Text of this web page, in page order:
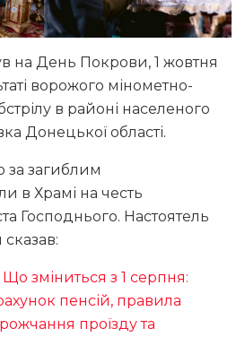
на День Покрови, 1 жовтня
ворожого мінометно-
в районі населеного
Донецької області.
за загиблим
в Храмі на честь
Господнього. Настоятель
Що зміниться з 1 серпня:
пенсій, правила
проїзду та